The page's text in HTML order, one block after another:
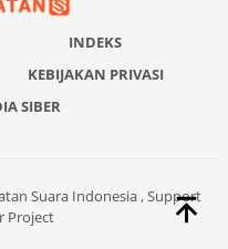
INDEKS
KEBIJAKAN PRIVASI
SIBER
Suara Indonesia , Support
Project